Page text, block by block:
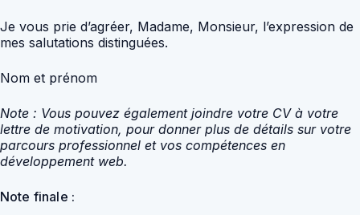
Je vous prie d’agréer, Madame, Monsieur, l’expression de
mes salutations distinguées.
Nom et prénom
Note : Vous pouvez également joindre votre CV à votre
lettre de motivation, pour donner plus de détails sur votre
parcours professionnel et vos compétences en
développement web.
Note finale :